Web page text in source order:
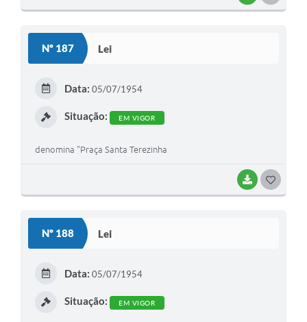
Nº 187 Lei
BAIXAR
Data: 05/07/1954
Situação: EM VIGOR
denomina "Praça Santa Terezinha
Nº 188 Lei
Data: 05/07/1954
Situação: EM VIGOR